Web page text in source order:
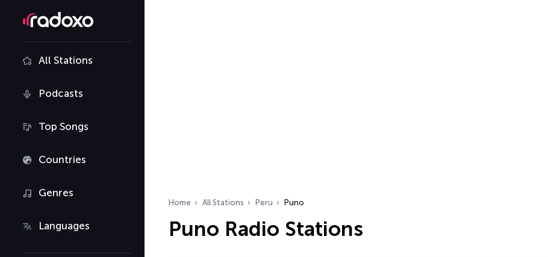
All Stations
Podcasts
Top Songs
Countries
Genres
Languages
Home All Stations Peru Puno
Puno Radio Stations